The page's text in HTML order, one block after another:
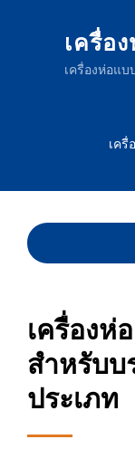
เครื่อ
สำห
ประเ
เชื่อถื
เครื่องห่อแ
เครื่
เครื่อง
สำหรับ
ประเภท